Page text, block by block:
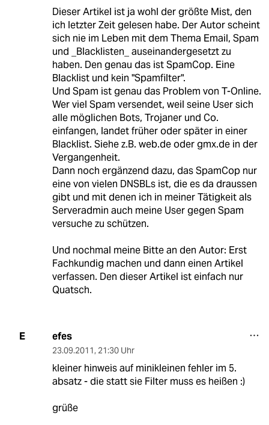
Dieser Artikel ist ja wohl der größte Mist, den
ich letzter Zeit gelesen habe. Der Autor scheint
sich nie im Leben mit dem Thema Email, Spam
und _Blacklisten_ auseinandergesetzt zu
haben. Den genau das ist SpamCop. Eine
Blacklist und kein "Spamfilter".
Und Spam ist genau das Problem von T-Online.
Wer viel Spam versendet, weil seine User sich
alle möglichen Bots, Trojaner und Co.
einfangen, landet früher oder später in einer
Blacklist. Siehe z.B. web.de oder gmx.de in der
Vergangenheit.
Dann noch ergänzend dazu, das SpamCop nur
eine von vielen DNSBLs ist, die es da draussen
gibt und mit denen ich in meiner Tätigkeit als
Serveradmin auch meine User gegen Spam
versuche zu schützen.
Und nochmal meine Bitte an den Autor: Erst
Fachkundig machen und dann einen Artikel
verfassen. Den dieser Artikel ist einfach nur
Quatsch.
E efes
23.09.2011, 21:30 Uhr
kleiner hinweis auf minikleinen fehler im 5.
absatz - die statt sie Filter muss es heißen :)
grüße